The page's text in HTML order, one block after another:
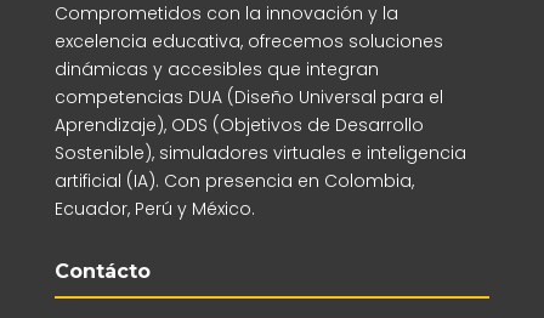
Comprometidos con la innovación y la
excelencia educativa, ofrecemos soluciones
dinámicas y accesibles que integran
competencias DUA (Diseño Universal para el
Aprendizaje), ODS (Objetivos de Desarrollo
Sostenible), simuladores virtuales e inteligencia
artificial (IA). Con presencia en Colombia,
Ecuador, Perú y México.
Contácto